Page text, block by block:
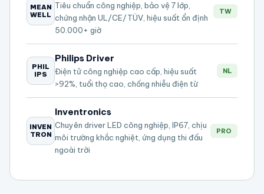
MEAN
WELL
Tiêu chuẩn công nghiệp, bảo vệ 7 lớp,
chứng nhận UL/CE/TÜV, hiệu suất ổn định
50.000+ giờ
TW
PHIL
IPS
Philips Driver
Điện tử công nghiệp cao cấp, hiệu suất
>92%, tuổi thọ cao, chống nhiễu điện từ
NL
INVEN
TRON
Inventronics
Chuyên driver LED công nghiệp, IP67, chịu
môi trường khắc nghiệt, ứng dụng thi đấu
ngoài trời
PRO